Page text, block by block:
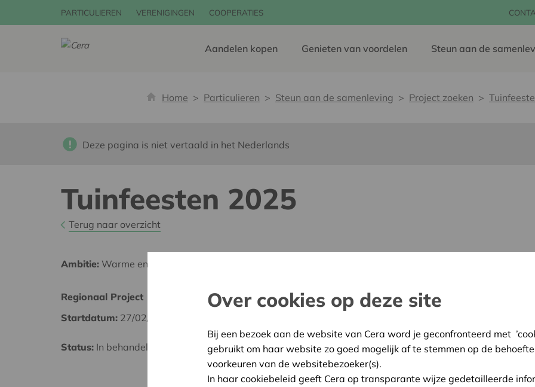
PARTICULIEREN VERENIGINGEN COOPERATIES
Aandelen kopen Genieten van voordelen Steun aan de
Home Particulieren Steun aan de samenleving Project zoeken
Deze pagina is niet vertaald in het Nederlands
Tuinfeesten 2025
Terug naar overzicht
Ambitie: Warme en zorgzame buurten voor iedereen
Regionaal Project
Startdatum: 27/02/2025
Status: In behandeling
Waasland
Beslissing: Goedgekeurd
Over cookies op deze site
Bij een bezoek aan de website van Cera word je geconfronteerd met
gebruikt om haar website zo goed mogelijk af te stemmen op de
voorkeuren van de websitebezoeker(s).
In haar cookiebeleid geeft Cera op transparante wijze gedetailleerde